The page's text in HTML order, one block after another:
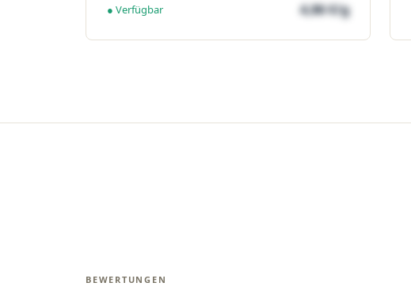
● Verfügbar 4,86 €/g
BEWERTUNGEN